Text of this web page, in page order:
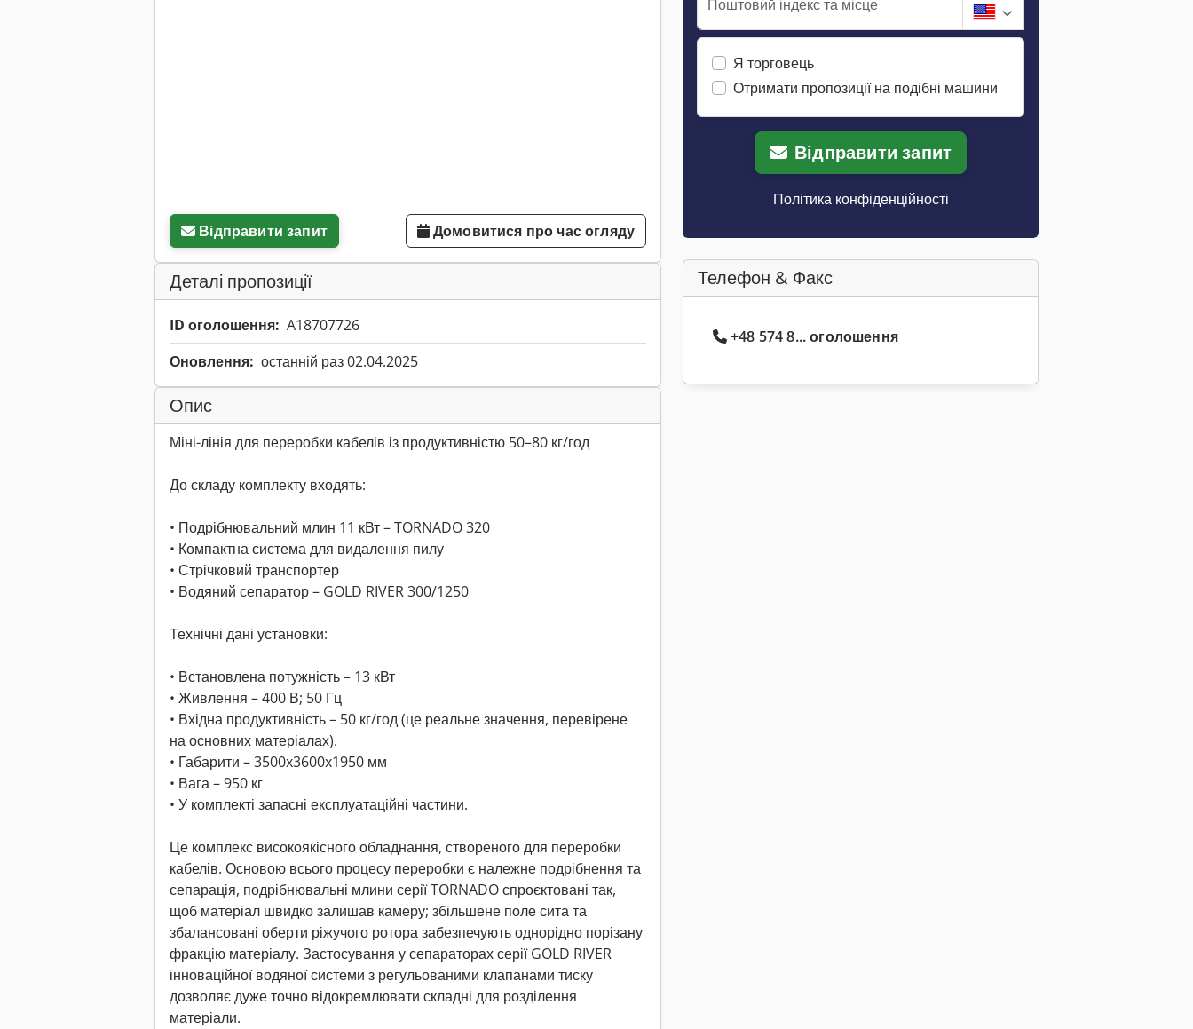
Відправити запит Домовитися про час огляду
Деталі пропозиції
ID оголошення: A18707726
Оновлення: останній раз 02.04.2025
Опис
Міні-лінія для переробки кабелів із продуктивністю 50–80 кг/год
До складу комплекту входять:
• Подрібнювальний млин 11 кВт – TORNADO 320
• Компактна система для видалення пилу
• Стрічковий транспортер
• Водяний сепаратор – GOLD RIVER 300/1250
Технічні дані установки:
• Встановлена потужність – 13 кВт
• Живлення – 400 В; 50 Гц
• Вхідна продуктивність – 50 кг/год (це реальне значення, перевірене
на основних матеріалах).
• Габарити – 3500x3600x1950 мм
• Вага – 950 кг
• У комплекті запасні експлуатаційні частини.
Це комплекс високоякісного обладнання, створеного для переробки
кабелів. Основою всього процесу переробки є належне подрібнення та
сепарація, подрібнювальні млини серії TORNADO спроєктовані так,
щоб матеріал швидко залишав камеру; збільшене поле сита та
збалансовані оберти ріжучого ротора забезпечують однорідно порізану
фракцію матеріалу. Застосування у сепараторах серії GOLD RIVER
інноваційної водяної системи з регульованими клапанами тиску
дозволяє дуже точно відокремлювати складні для розділення
матеріали.
Поштовий індекс та місце
Я торговець
Отримати пропозиції на подібні машини
Відправити запит
Політика конфіденційності
Телефон & Факс
+48 574 8... оголошення